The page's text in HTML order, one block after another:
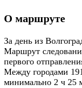
О маршруте
За день из
Маршрут
первого
Между городами
минимально 2 ч 25